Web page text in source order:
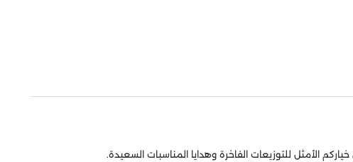
الأمثل للتوزيعات الفاخرة وهدايا المناسبات السعيدة.